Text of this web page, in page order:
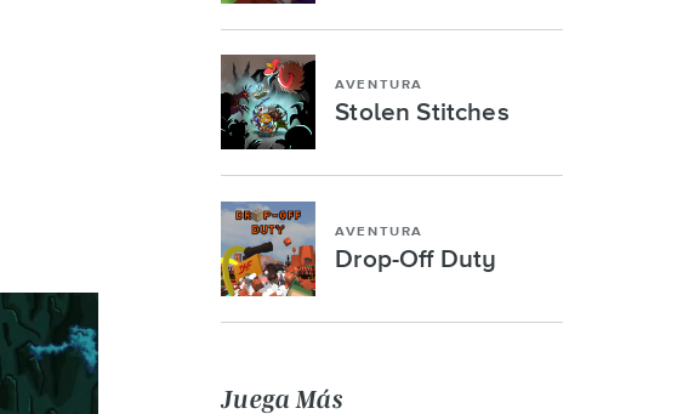
AVENTURA
Stolen Stitches
AVENTURA
Drop-Off Duty
Juega Más